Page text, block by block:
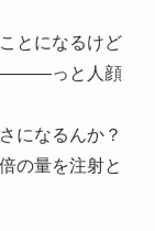
とになるけど
―――っと人顔
になるんか？
の量を注射と